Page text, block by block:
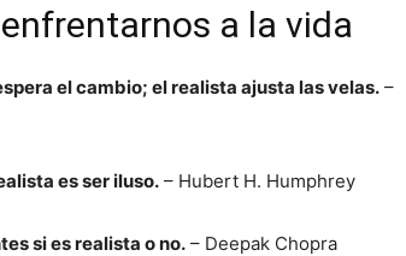
a la vida
el cambio; el realista ajusta las velas. –
es ser iluso. – Hubert H. Humphrey
si es realista o no. – Deepak Chopra